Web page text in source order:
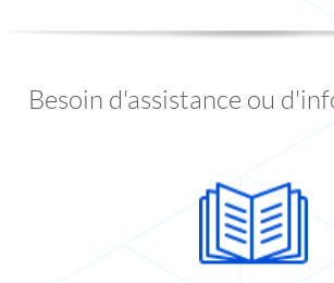
Besoin d'assistance ou